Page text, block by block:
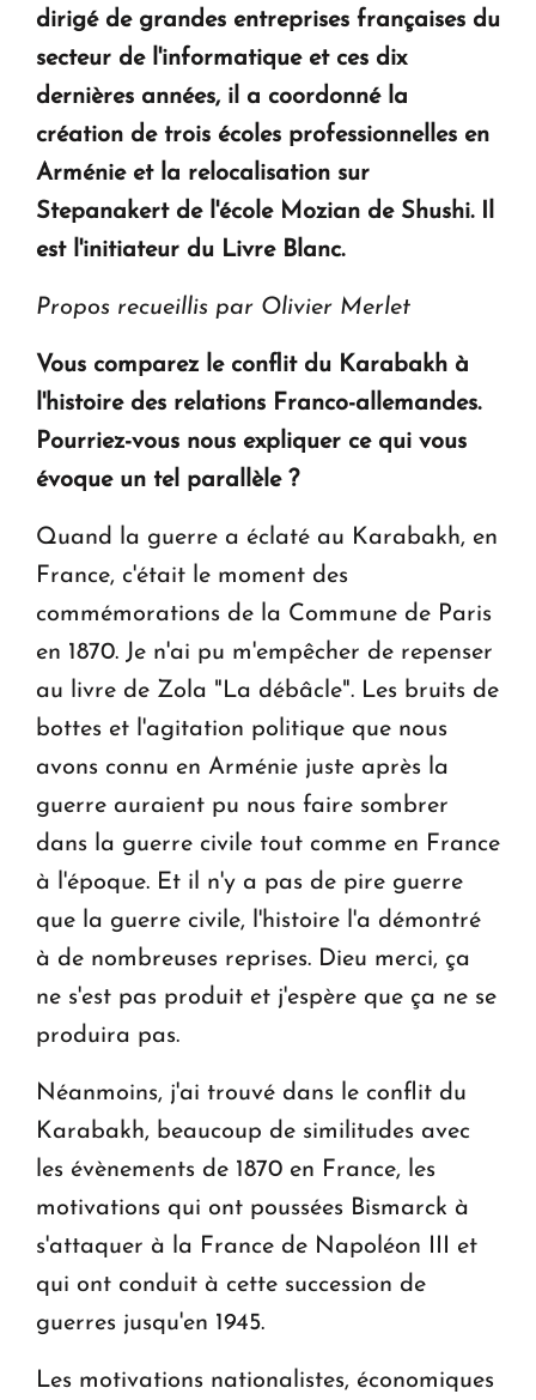
dirigé de grandes entreprises françaises du
secteur de l'informatique et ces dix
dernières années, il a coordonné la
création de trois écoles professionnelles en
Arménie et la relocalisation sur
Stepanakert de l'école Mozian de Shushi. Il
est l'initiateur du Livre Blanc.
Propos recueillis par Olivier Merlet
Vous comparez le conflit du Karabakh à
l'histoire des relations Franco-allemandes.
Pourriez-vous nous expliquer ce qui vous
évoque un tel parallèle ?
Quand la guerre a éclaté au Karabakh, en
France, c'était le moment des
commémorations de la Commune de Paris
en 1870. Je n'ai pu m'empêcher de repenser
au livre de Zola "La débâcle". Les bruits de
bottes et l'agitation politique que nous
avons connu en Arménie juste après la
guerre auraient pu nous faire sombrer
dans la guerre civile tout comme en France
à l'époque. Et il n'y a pas de pire guerre
que la guerre civile, l'histoire l'a démontré
à de nombreuses reprises. Dieu merci, ça
ne s'est pas produit et j'espère que ça ne se
produira pas.
Néanmoins, j'ai trouvé dans le conflit du
Karabakh, beaucoup de similitudes avec
les évènements de 1870 en France, les
motivations qui ont poussées Bismarck à
s'attaquer à la France de Napoléon III et
qui ont conduit à cette succession de
guerres jusqu'en 1945.
Les motivations nationalistes, économiques